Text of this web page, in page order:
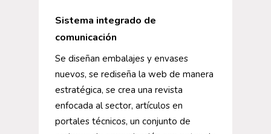
Sistema integrado de
comunicación
Se diseñan embalajes y envases
nuevos, se rediseña la web de manera
estratégica, se crea una revista
enfocada al sector, artículos en
portales técnicos, un conjunto de